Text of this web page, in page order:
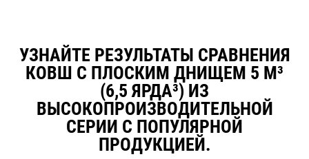
УЗНАЙТЕ РЕЗУЛЬТАТЫ СРАВНЕНИЯ
КОВШ С ПЛОСКИМ ДНИЩЕМ 5 М³
(6,5 ЯРДА³) ИЗ
ВЫСОКОПРОИЗВОДИТЕЛЬНОЙ
СЕРИИ С ПОПУЛЯРНОЙ
ПРОДУКЦИЕЙ.